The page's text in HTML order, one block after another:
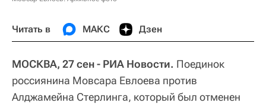
Читать в МАКС Дзен
МОСКВА, 27 сен - РИА Новости. Поединок
россиянина Мовсара Евлоева против
Алджамейна Стерлинга, который был отменен